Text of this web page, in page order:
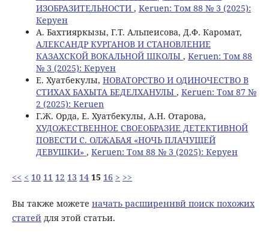
ИЗОБРАЗИТЕЛЬНОСТИ , Keruen: Том 88 № 3 (2025):
Керуен
А. Бахтияркызы, Г.Т. Альпеисова, Д.Ф. Каромат,
АЛЕКСАНДР КУРГАНОВ И СТАНОВЛЕНИЕ
КАЗАХСКОЙ ВОКАЛЬНОЙ ШКОЛЫ , Keruen: Том 88
№ 3 (2025): Керуен
Е. Хуатбекулы, НОВАТОРСТВО И ОДИНОЧЕСТВО В
СТИХАХ БАХЫТА БЕДЕЛХАНУЛЫ , Keruen: Том 87 №
2 (2025): Keruen
Г.Ж. Орда, Е. Хуатбекулы, А.Н. Отарова,
ХУДОЖЕСТВЕННОЕ СВОЕОБРАЗИЕ ДЕТЕКТИВНОЙ
ПОВЕСТИ С. ОЛЖАБАЯ «НОЧЬ ПЛАЧУЩЕЙ
ДЕВУШКИ» , Keruen: Том 88 № 3 (2025): Керуен
<< < 10 11 12 13 14 15 16 > >>
Вы также можете начать расширеннвй поиск похожих
статейдля этой статьи.